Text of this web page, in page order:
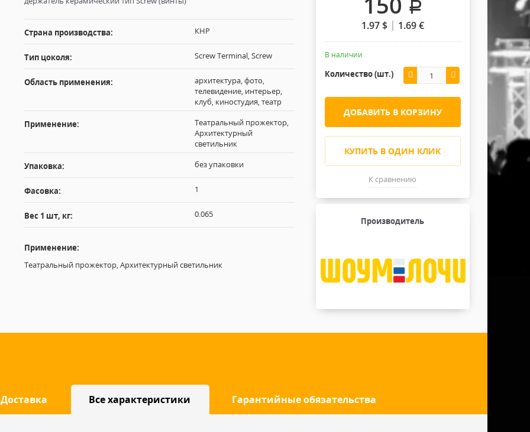
Страна производства: КНР
Тип цоколя: Screw Terminal, Screw
Область применения:
архитектура, фото,
телевидение, интерьер,
клуб, киностудия, театр
Применение:
Театральный прожектор,
Архитектурный
светильник
Упаковка: без упаковки
Фасовка: 1
Вес 1 шт, кг: 0.065
Применение:
Театральный прожектор, Архитектурный светильник
.
1.97$ 1.69€
В наличии
Количество (шт.)
ДОБАВИТЬ В КОРЗИНУ
КУПИТЬ В ОДИН КЛИК
К сравнению
Производитель
Доставка Все характеристики Гарантийные обязательства